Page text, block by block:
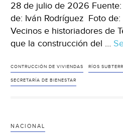
28 de julio de 2026
de: Iván Rodríguez Foto de:
Vecinos e historiadores de
que la construcción del …
CONTRUCCIÓN DE VIVIENDAS RÍOS
SECRETARÍA DE BIENESTAR
NACIONAL